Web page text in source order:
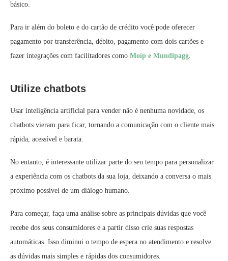
básico.
Para ir além do boleto e do cartão de crédito você pode oferecer
pagamento por transferência, débito, pagamento com dois cartões e
fazer integrações com facilitadores como Moip e Mundipagg.
Utilize chatbots
Usar inteligência artificial para vender não é nenhuma novidade, os
chatbots vieram para ficar, tornando a comunicação com o cliente mais
rápida, acessível e barata.
No entanto, é interessante utilizar parte do seu tempo para personalizar
a experiência com os chatbots da sua loja, deixando a conversa o mais
próximo possível de um diálogo humano.
Para começar, faça uma análise sobre as principais dúvidas que você
recebe dos seus consumidores e a partir disso crie suas respostas
automáticas. Isso diminui o tempo de espera no atendimento e resolve
as dúvidas mais simples e rápidas dos consumidores.